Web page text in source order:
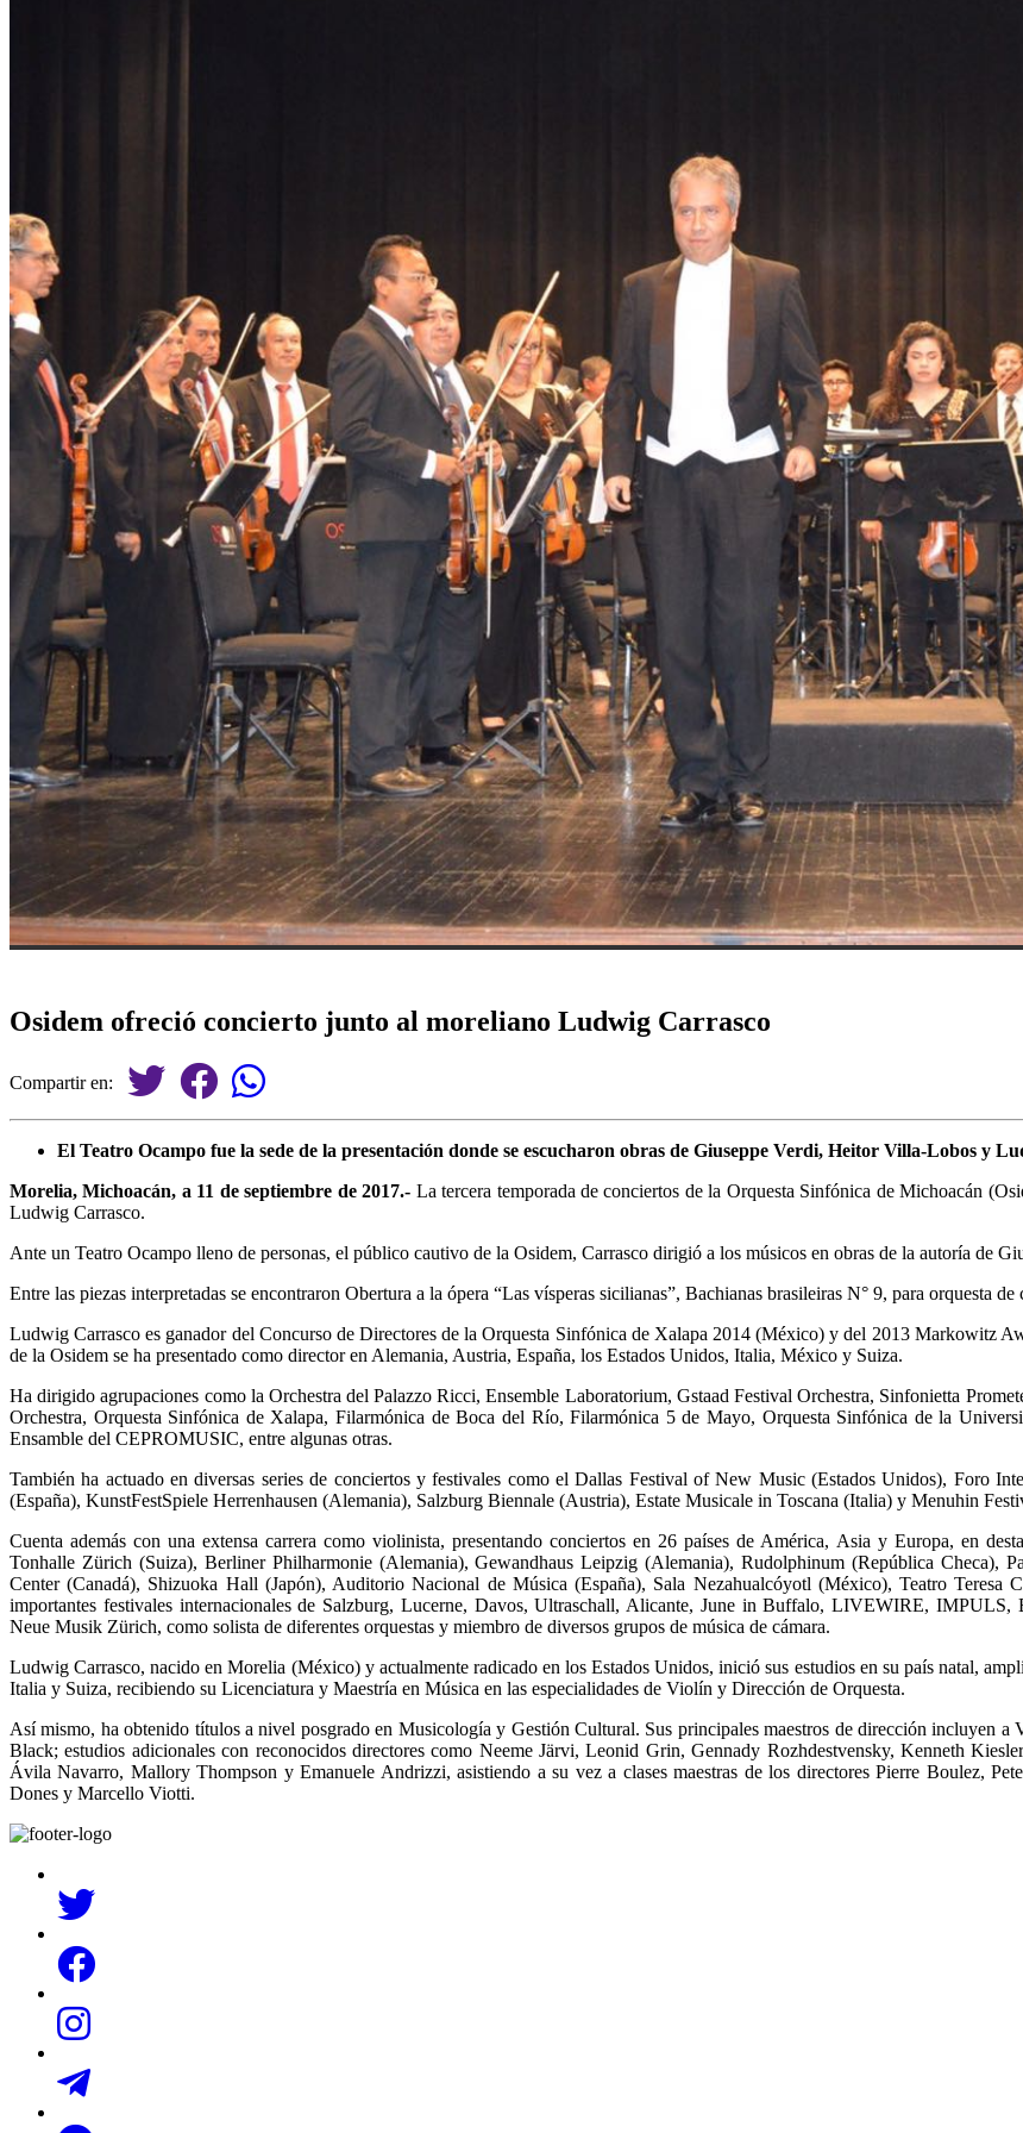
Osidem ofreció concierto junto al moreliano Ludwig Carrasco
Compartir en:
El Teatro Ocampo fue la sede de la presentación donde se escucharon obras de Giuseppe Verdi, Heitor Villa-Lobos y
Morelia, Michoacán, a 11 de septiembre de 2017.- La tercera temporada de conciertos de la Orquesta Sinfónica de Michoacán
Ludwig Carrasco.
Ante un Teatro Ocampo lleno de personas, el público cautivo de la Osidem, Carrasco dirigió a los músicos en obras de la autoría de
Entre las piezas interpretadas se encontraron Obertura a la ópera “Las vísperas sicilianas”, Bachianas brasileiras N° 9, para orquesta
Ludwig Carrasco es ganador del Concurso de Directores de la Orquesta Sinfónica de Xalapa 2014 (México) y del 2013 Markowitz
de la Osidem se ha presentado como director en Alemania, Austria, España, los Estados Unidos, Italia, México y Suiza.
Ha dirigido agrupaciones como la Orchestra del Palazzo Ricci, Ensemble Laboratorium, Gstaad Festival Orchestra, Sinfonietta
Orchestra, Orquesta Sinfónica de Xalapa, Filarmónica de Boca del Río, Filarmónica 5 de Mayo, Orquesta Sinfónica de la
Ensamble del CEPROMUSIC, entre algunas otras.
También ha actuado en diversas series de conciertos y festivales como el Dallas Festival of New Music (Estados Unidos), Foro
(España), KunstFestSpiele Herrenhausen (Alemania), Salzburg Biennale (Austria), Estate Musicale in Toscana (Italia) y Menuhin
Cuenta además con una extensa carrera como violinista, presentando conciertos en 26 países de América, Asia y Europa, en
Tonhalle Zürich (Suiza), Berliner Philharmonie (Alemania), Gewandhaus Leipzig (Alemania), Rudolphinum (República Checa),
Center (Canadá), Shizuoka Hall (Japón), Auditorio Nacional de Música (España), Sala Nezahualcóyotl (México), Teatro
importantes festivales internacionales de Salzburg, Lucerne, Davos, Ultraschall, Alicante, June in Buffalo, LIVEWIRE, IMPULS,
Neue Musik Zürich, como solista de diferentes orquestas y miembro de diversos grupos de música de cámara.
Ludwig Carrasco, nacido en Morelia (México) y actualmente radicado en los Estados Unidos, inició sus estudios en su país natal,
Italia y Suiza, recibiendo su Licenciatura y Maestría en Música en las especialidades de Violín y Dirección de Orquesta.
Así mismo, ha obtenido títulos a nivel posgrado en Musicología y Gestión Cultural. Sus principales maestros de dirección incluyen
Black; estudios adicionales con reconocidos directores como Neeme Järvi, Leonid Grin, Gennady Rozhdestvensky, Kenneth
Ávila Navarro, Mallory Thompson y Emanuele Andrizzi, asistiendo a su vez a clases maestras de los directores Pierre Boulez,
Dones y Marcello Viotti.